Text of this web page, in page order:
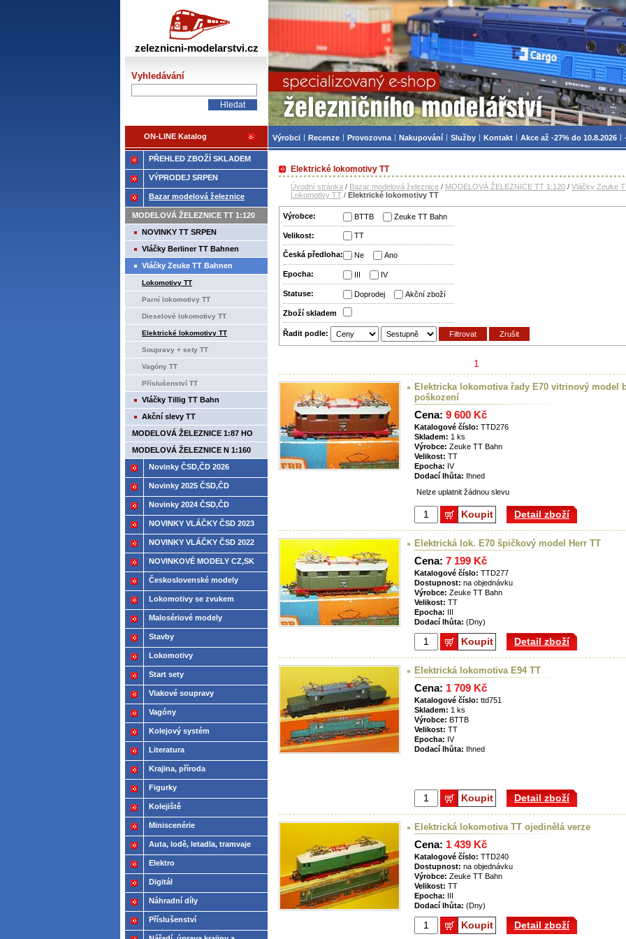
Elektrické lokomotivy TT
Úvodní stránka / Bazar modelová železnice / MODELOVÁ ŽELEZNICE TT 1:120 / Vláčky Zeuke
Lokomotivy TT / Elektrické lokomotivy TT
Výrobce: BTTB Zeuke TT Bahn
Velikost: TT
Česká předloha: Ne Ano
Epocha: III IV
Statuse: Doprodej Akční zboží
Zboží­ skladem
Řadit podle:
1
Elektricka lokomotiva řady E70 vitrinový model
poškození
Cena: 9 600 Kč
Katalogové číslo: TTD276
Skladem: 1 ks
Výrobce: Zeuke TT Bahn
Velikost: TT
Epocha: IV
Dodací lhůta: Ihned
Nelze uplatnit žádnou slevu
Koupit Detail zboží
Elektrická lok. E70 špičkový model Herr TT
Cena: 7 199 Kč
Katalogové číslo: TTD277
Dostupnost: na objednávku
Výrobce: Zeuke TT Bahn
Velikost: TT
Epocha:
Dodací lhůta: (Dny)
Koupit Detail zboží
Elektrická lokomotiva E94 TT
Cena: 1 709 Kč
Katalogové číslo: ttd751
Skladem: 1 ks
Výrobce: BTTB
Velikost: TT
Epocha: IV
Dodací lhůta: Ihned
Koupit Detail zboží
Elektrická lokomotiva TT ojedinělá verze
Cena: 1 439 Kč
Katalogové číslo: TTD240
Dostupnost: na objednávku
Výrobce: Zeuke TT Bahn
Velikost: TT
Epocha: III
Dodací lhůta: (Dny)
Koupit Detail zboží
PŘEHLED ZBOŽÍ SKLADEM
VÝPRODEJ SRPEN
Bazar modelová železnice
MODELOVÁ ŽELEZNICE TT 1:120
NOVINKY TT SRPEN
Vláčky Berliner TT Bahnen
Vláčky Zeuke TT Bahnen
Lokomotivy TT
Parní lokomotivy TT
Dieselové lokomotivy TT
Elektrické lokomotivy TT
Soupravy + sety TT
Vagóny TT
Příslušenství TT
Vláčky Tillig TT Bahn
Akční slevy TT
MODELOVÁ ŽELEZNICE 1:87 HO
MODELOVÁ ŽELEZNICE N 1:160
Novinky ČSD,ČD 2026
Novinky 2025 ČSD,ČD
Novinky 2024 ČSD,ČD
NOVINKY VLÁČKY ČSD 2023
NOVINKY VLÁČKY ČSD 2022
NOVINKOVÉ MODELY CZ,SK
2021
Československé modely
ČSD,ČD
Lokomotivy se zvukem
Malosériové modely
Stavby
Lokomotivy
Start sety
Vlakové soupravy
Vagóny
Kolejový systém
Literatura
Krajina, příroda
Figurky
Kolejiště
Miniscenérie
Auta, lodě, letadla, tramvaje
Elektro
Digitál
Náhradní díly
Příslušenství
zeleznicni-modelarstvi.cz
Vyhledávání
ON-LINE Katalog
Železniční modelářství, modely, TT, H0, mašinky
Výrobci Recenze Provozovna Nakupování Služby Kontakt Akce až -27% do 10.8.2026